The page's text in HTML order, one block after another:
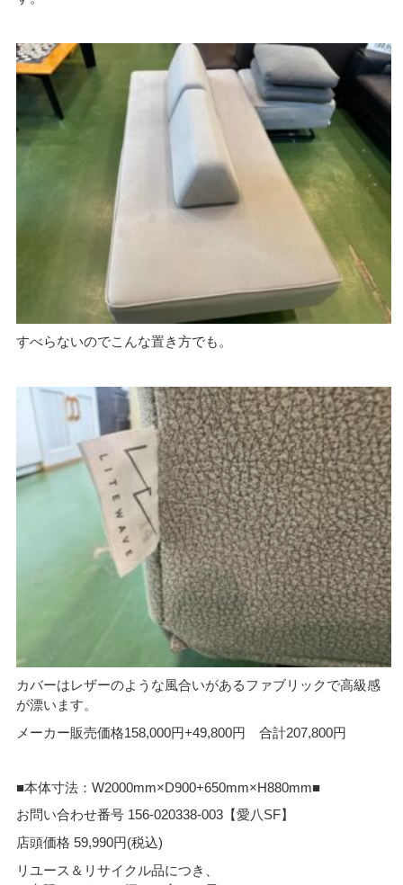
すべらないのでこんな置き方でも。
カバーはレザーのような風合いがあるファブリックで高級感
が漂います。
メーカー販売価格158,000円+49,800円 合計207,800円
■本体寸法：W2000mm×D900+650mm×H880mm■
お問い合わせ番号 156-020338-003【愛八SF】
店頭価格 59,990円(税込)
リユース＆リサイクル品につき、